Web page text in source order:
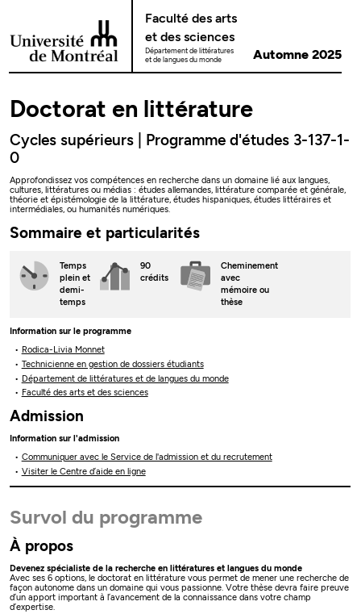
Faculté des arts
et des sciences
Département de littératures
et de langues du monde
Automne 2025
Doctorat en littérature
Cycles supérieurs | Programme d'études 3-137-1-
0
Approfondissez vos compétences en recherche dans un domaine lié aux langues,
cultures, littératures ou médias : études allemandes, littérature comparée et générale,
théorie et épistémologie de la littérature, études hispaniques, études littéraires et
intermédiales, ou humanités numériques.
Sommaire et particularités
Temps
plein et
demi-
temps
90
crédits
Cheminement
avec
mémoire ou
thèse
Information sur le programme
Rodica-Livia Monnet
Technicienne en gestion de dossiers étudiants
Département de littératures et de langues du monde
Faculté des arts et des sciences
Admission
Information sur l'admission
Communiquer avec le Service de l'admission et du recrutement
Visiter le Centre d’aide en ligne
Survol du programme
À propos
Devenez spécialiste de la recherche en littératures et langues du monde
Avec ses 6 options, le doctorat en littérature vous permet de mener une recherche de
façon autonome dans un domaine qui vous passionne. Votre thèse devra faire preuve
d’un apport important à l’avancement de la connaissance dans votre champ
d’expertise.